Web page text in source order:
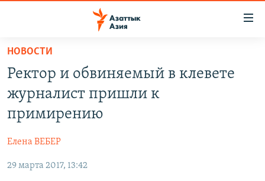
Вернуться
основному
содержанию
Вернутся
главной
Вернутся
ЦЕНТРАЛЬНАЯ АЗИЯ
КАЗАХСТАН
НОВОСТИ
ВОЙНА В УКРАИНЕ
КЫРГЫЗЧА
НОВОСТИ
Ректор и обвиняемый в клевете
журналист пришли к
примирению
Елена ВЕБЕР
29 марта 2017, 13:42